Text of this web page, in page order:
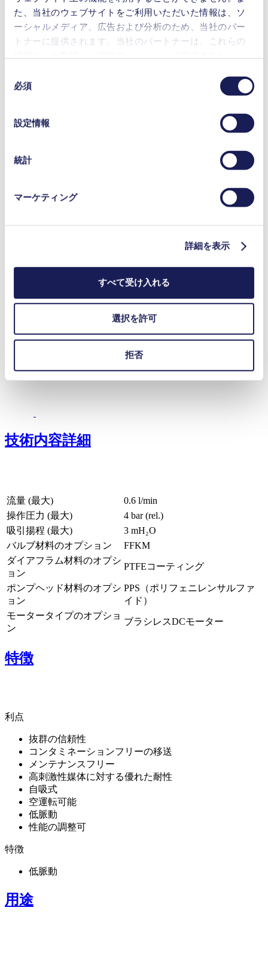
た、当社のウェブサイトをご利用いただいた情報は、ソ
ーシャルメディア、広告および分析のため、当社のパー
トナーに提供されます。当社のパートナーは、これらの
データと組み合わせる場合があります。お客様の同意登
録は、ウェブサイトの末尾に記載されている「Cookies」
をクリックし、チェックマークを外していただけば、い
つでも取り消すことができます。
保存期間の詳細については、当社の[プライバシーポリシ
必須
設定情報
統計
マーケティング
詳細を表示
すべて受け入れる
選択を許可
拒否
PDF (966 KB) - データシート - 英語
3D Data FMS-FC 1.70
FMS-FC Object Description
PDF (1 MB) - 技術文書 - 英語
Intelligent Pump UART Interface Description
PDF (2 MB) - 技術文書 - 英語
PDF (2 MB) - 技術文書 - 英語
技術内容詳細
流量 (最大)
0.6 l/min
操作圧力 (最大)
4 bar (rel.)
吸引揚程 (最大)
3 mH₂O
バルブ材料のオプション
FFKM
ダイアフラム材料のオプシ
ョン
PTFEコーティング
ポンプヘッド材料のオプシ
ョン
PPS（ポリフェニレンサルファ
イド）
モータータイプのオプショ
ン
ブラシレスDCモーター
特徴
利点
抜群の信頼性
コンタミネーションフリーの移送
メンテナンスフリー
高刺激性媒体に対する優れた耐性
自吸式
空運転可能
低脈動
性能の調整可
特徴
低脈動
用途